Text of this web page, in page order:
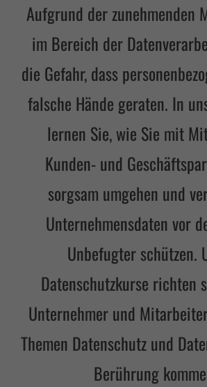
Aufgrund der zunehmenden
im Bereich der
die Gefahr, dass
falsche Hände geraten. In
lernen Sie, wie Sie mit
Kunden- und
sorgsam umgehen und
Unternehmensdaten vor
Unbefugter schützen.
Datenschutzkurse richten
Unternehmer und
Themen Datenschutz und
Berührung